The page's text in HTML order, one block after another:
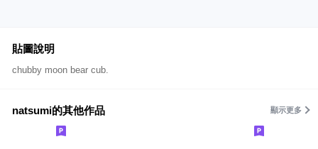
貼圖說明
chubby moon bear cub.
natsumi的其他作品 顯示更多